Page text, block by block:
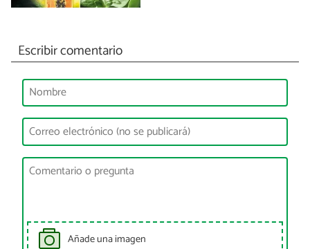
Escribir comentario
Añade una imagen